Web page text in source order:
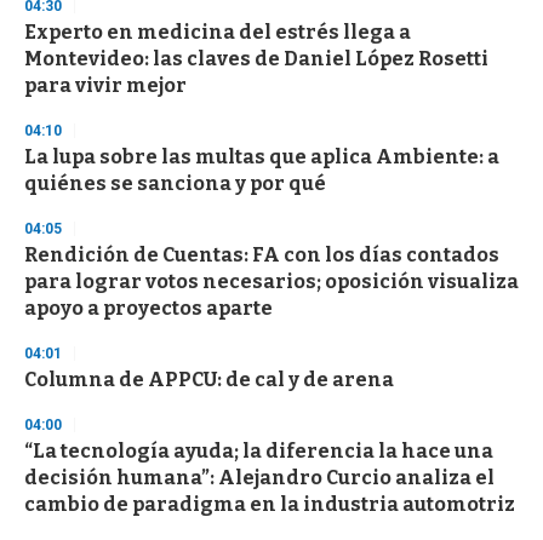
n
d
s
04:30
Experto en medicina del estrés llega a
Montevideo: las claves de Daniel López Rosetti
para vivir mejor
04:10
La lupa sobre las multas que aplica Ambiente: a
quiénes se sanciona y por qué
04:05
Rendición de Cuentas: FA con los días contados
para lograr votos necesarios; oposición visualiza
apoyo a proyectos aparte
04:01
Columna de APPCU: de cal y de arena
04:00
“La tecnología ayuda; la diferencia la hace una
decisión humana”: Alejandro Curcio analiza el
cambio de paradigma en la industria automotriz